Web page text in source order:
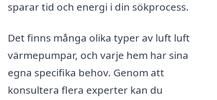
sparar tid och energi i din sökprocess.
Det finns många olika typer av luft luft
värmepumpar, och varje hem har sina
egna specifika behov. Genom att
konsultera flera experter kan du